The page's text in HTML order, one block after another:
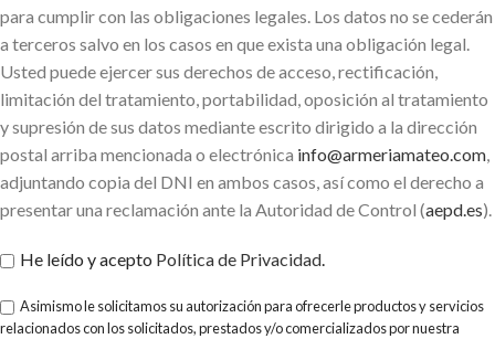
para cumplir con las obligaciones legales. Los datos no se cederán
a terceros salvo en los casos en que exista una obligación legal.
Usted puede ejercer sus derechos de acceso, rectificación,
limitación del tratamiento, portabilidad, oposición al tratamiento
y supresión de sus datos mediante escrito dirigido a la dirección
postal arriba mencionada o electrónica info@armeriamateo.com
adjuntando copia del DNI en ambos casos, así como el derecho a
presentar una reclamación ante la Autoridad de Control (aepd.es).
He leído y acepto Política de Privacidad
Asimismo le solicitamos su autorización para ofrecerle productos y servicios
relacionados con los solicitados, prestados y/o comercializados por nuestra